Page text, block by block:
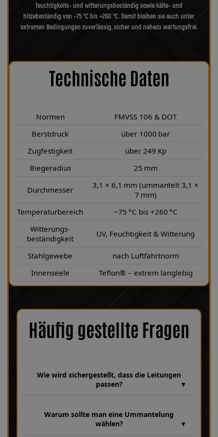
feuchtigkeits- und witterungsbeständig sowie kälte- und
hitzebeständig von −75 °C bis +260 °C. Damit bleiben sie auch unter
extremen Bedingungen zuverlässig, sicher und nahezu wartungsfrei.
Technische Daten
Normen
FMVSS 106 & DOT
Berstdruck
über 1000 bar
Zugfestigkeit
über 249 Kp
Biegeradius
25 mm
Durchmesser
3,1 × 6,1 mm (ummantelt 3,1 ×
7 mm)
Temperaturbereich
−75 °C bis +260 °C
Witterungs-
beständigkeit
UV, Feuchtigkeit & Witterung
Stahlgewebe
nach Luftfahrtnorm
Innenseele
Teflon® – extrem langlebig
Häufig gestellte Fragen
Wie wird sichergestellt, dass die Leitungen
passen?
Leitungsvarianten hinterlegt sind. Dabei achten wir bei jeder
Fertigung genau auf Fahrzeugparameter wie HSN 0603, TSN
Warum sollte man eine Ummantelung
wählen?